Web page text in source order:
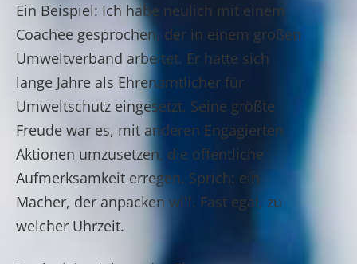
Ein Beispiel: Ich habe neulich mit einem
Coachee gesprochen, der in einem großen
Umweltverband arbeitet. Er hatte sich
lange Jahre als Ehrenamtlicher für
Umweltschutz eingesetzt. Seine größte
Freude war es, mit anderen Engagierten
Aktionen umzusetzen, die öffentliche
Aufmerksamkeit erregen. Sprich: ein
Macher, der anpacken will. Fast egal, zu
welcher Uhrzeit.